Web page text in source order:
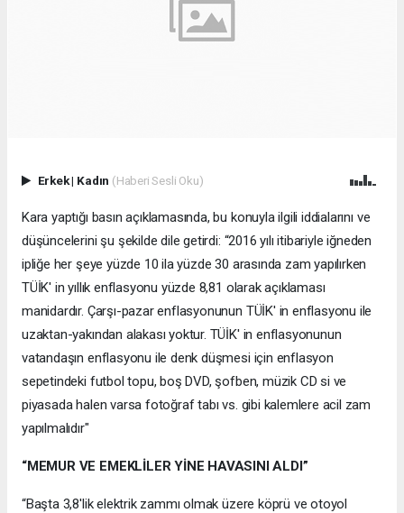
Erkek| Kadın (Haberi Sesli Oku)
Kara yaptığı basın açıklamasında, bu konuyla ilgili iddialarını ve
düşüncelerini şu şekilde dile getirdi: “2016 yılı itibariyle iğneden
ipliğe her şeye yüzde 10 ila yüzde 30 arasında zam yapılırken
TÜİK' in yıllık enflasyonu yüzde 8,81 olarak açıklaması
manidardır. Çarşı-pazar enflasyonunun TÜİK' in enflasyonu ile
uzaktan-yakından alakası yoktur. TÜİK' in enflasyonunun
vatandaşın enflasyonu ile denk düşmesi için enflasyon
sepetindeki futbol topu, boş DVD, şofben, müzik CD si ve
piyasada halen varsa fotoğraf tabı vs. gibi kalemlere acil zam
yapılmalıdır"
“MEMUR VE EMEKLİLER YİNE HAVASINI ALDI”
“Başta 3,8'lik elektrik zammı olmak üzere köprü ve otoyol